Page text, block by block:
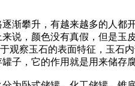
渐攀升，有越来越多的人都
说，颜色没有真假，但是玉
观察玉石的表面特征，玉石
子，它的作用就是用来储存